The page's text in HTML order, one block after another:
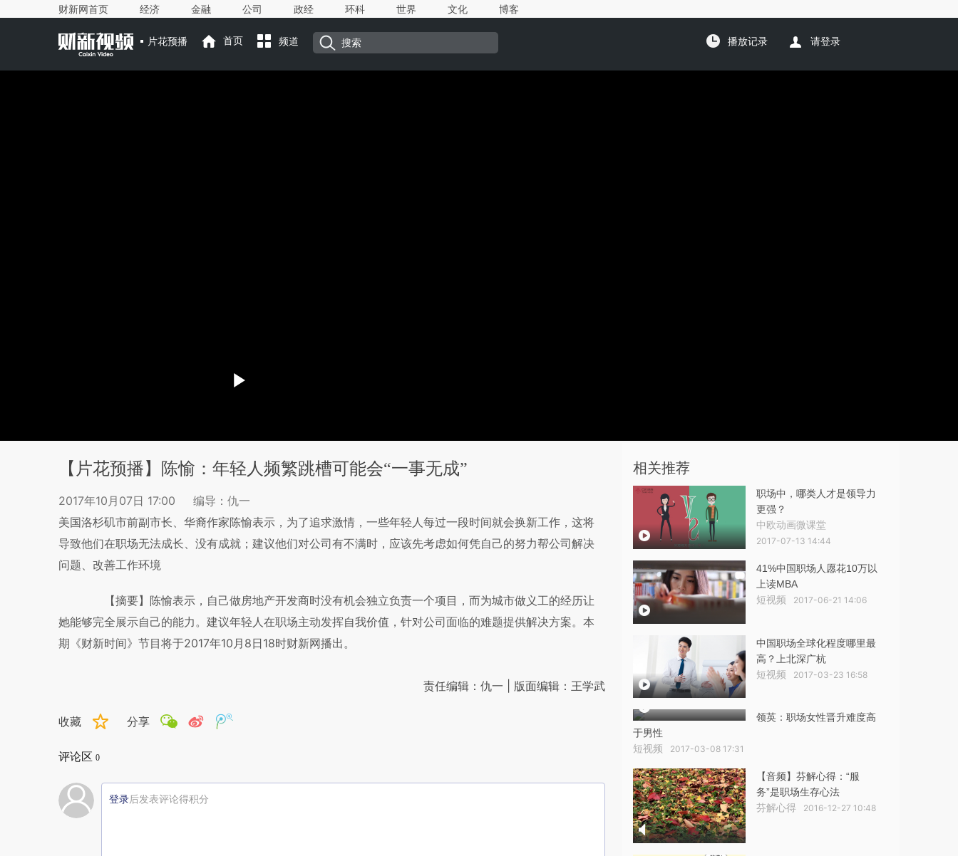
财新网首页 经济 金融 公司 政经 环科 世界 文化 博客
片花预播 首页 频道 播放记录 请登录
【片花预播】陈愉：年轻人频繁跳槽可能会“一事无成”
2017年10月07日 17:00
编导：仇一
美国洛杉矶市前副市长、华裔作家陈愉表示，为了追求激情，一些年轻人每过一段时间就会换新工作，这将
导致他们在职场无法成长、没有成就；建议他们对公司有不满时，应该先考虑如何凭自己的努力帮公司解决
问题、改善工作环境
【摘要】陈愉表示，自己做房地产开发商时没有机会独立负责一个项目，而为城市做义工的经历让
她能够完全展示自己的能力。建议年轻人在职场主动发挥自我价值，针对公司面临的难题提供解决方案。本
期《财新时间》节目将于2017年10月8日18时财新网播出。
责任编辑：仇一 | 版面编辑：王学武
收藏 分享
评论区 0
登录后发表评论得积分
相关推荐
职场中，哪类人才是领导力
更强？
中欧动画微课堂
2017-07-13 14:44
41%中国职场人愿花10万以
上读MBA
短视频 2017-06-21 14:06
中国职场全球化程度哪里最
高？上北深广杭
短视频 2017-03-23 16:58
领英：职场女性晋升难度高
于男性
短视频 2017-03-08 17:31
【音频】芬解心得：“服
务”是职场生存心法
芬解心得 2016-12-27 10:48